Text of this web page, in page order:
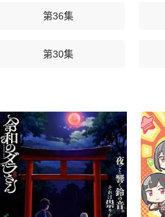
第36集
第30集
第18集
第12集
第06集